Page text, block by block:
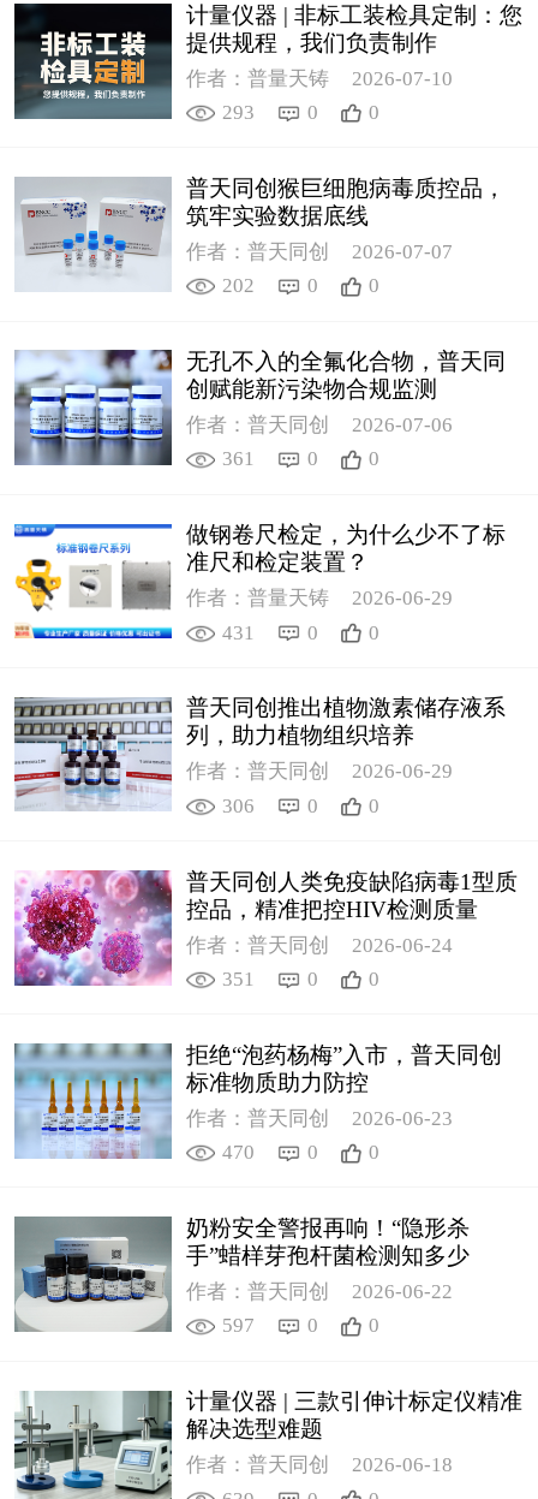
计量仪器 | 非标工装检具定制：您
提供规程，我们负责制作
作者：普量天铸
2026-07-10
293
0 0
普天同创猴巨细胞病毒质控品，
筑牢实验数据底线
作者：普天同创
2026-07-07
202
0 0
无孔不入的全氟化合物，普天同
创赋能新污染物合规监测
作者：普天同创
2026-07-06
361
0 0
做钢卷尺检定，为什么少不了标
准尺和检定装置？
作者：普量天铸
2026-06-29
431
0 0
普天同创推出植物激素储存液系
列，助力植物组织培养
作者：普天同创
2026-06-29
306
0 0
普天同创人类免疫缺陷病毒1型质
控品，精准把控HIV检测质量
作者：普天同创
2026-06-24
351
0 0
拒绝“泡药杨梅”入市，普天同创
标准物质助力防控
作者：普天同创
2026-06-23
470
0 0
奶粉安全警报再响！“隐形杀
手”蜡样芽孢杆菌检测知多少
作者：普天同创
2026-06-22
597
0 0
计量仪器 | 三款引伸计标定仪精准
解决选型难题
作者：普天同创
2026-06-18